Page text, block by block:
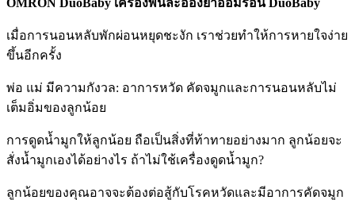
OMRON DuoBaby เครื่องพ่นละอองยาออมรอน DuoBaby
เมื่อการนอนหลับพักผ่อนหยุดชะงัก เราช่วยทำให้การหายใจง่าย
ขึ้นอีกครั้ง
พ่อ แม่ มีความกังวล: อาการหวัด คัดจมูกและการนอนหลับไม่
เต็มอิ่มของลูกน้อย
การดูดน้ำมูกให้ลูกน้อย ถือเป็นสิ่งที่ท้าทายอย่างมาก ลูกน้อยจะ
สั่งน้ำมูกเองได้อย่างไร ถ้าไม่ใช้เครื่องดูดน้ำมูก?
ลูกน้อยของคุณอาจจะต้องต่อสู้กับโรคหวัดและมีอาการคัดจมูก